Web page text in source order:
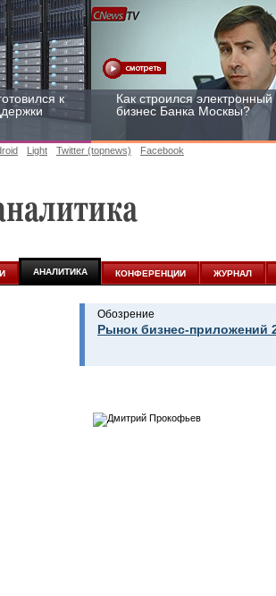
к
Как строился электронный
бизнес Банка Москвы?
участвовать
Light Twitter (topnews) Facebook
АНАЛИТИКА КОНФЕРЕНЦИИ ЖУРНАЛ
Обозрение
Рынок бизнес-приложений